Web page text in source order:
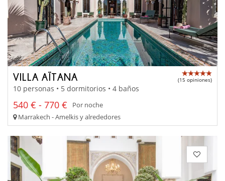
VILLA AÏTANA (15 opiniones)
10 personas • 5 dormitorios • 4 baños
540 € - 770 €
Por noche
Marrakech - Amelkis y alrededores